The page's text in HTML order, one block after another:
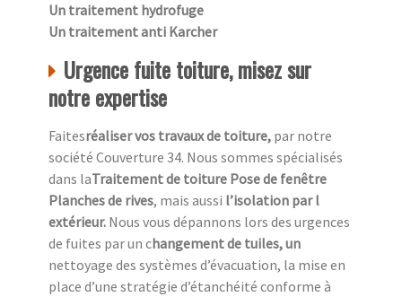
Un traitement hydrofuge
Un traitement anti Karcher
Urgence fuite toiture, misez sur
notre expertise
Faitesréaliser vos travaux de toiture, par notre
société Couverture 34. Nous sommes spécialisés
dans laTraitement de toiture Pose de fenêtre
Planches de rives, mais aussi l’isolation par l
extérieur. Nous vous dépannons lors des urgences
de fuites par un changement de tuiles, un
nettoyage des systèmes d’évacuation, la mise en
place d’une stratégie d’étanchéité conforme à